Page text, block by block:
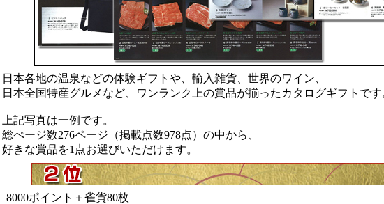
日本各地の温泉などの体験ギフトや、輸入雑貨、世界のワイン、
日本全国特産グルメなど、ワンランク上の賞品が揃ったカタログギフトです
上記写真は一例です。
総ぺージ数276ページ（掲載点数978点）の中から、
好きな賞品を1点お選びいただけます。
8000ポイント＋雀貨80枚